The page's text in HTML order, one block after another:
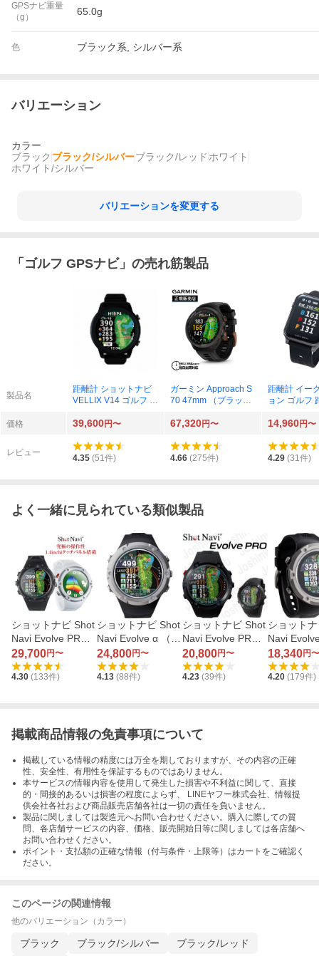
GPSナビ重量
（g）
65.0g
色 ブラック系, シルバー系
バリエーション
カラー
ブラック ブラック/シルバーブラック/レッド ホワイト
ホワイト/シルバー
バリエーションを変更する
「 ゴルフ GPSナビ」の売れ筋製品
製品名
距離計 ショットナビ
VELLIX V14 ゴルフ 距
ゴルフナビ GPSゴル
びき Shot Navi
ガーミン Approach S
70 47mm （ブラッ
距離計 イー
ョン ゴルフ
ナビ GPSゴ
クロス AX
GLE VISION
価格 39,600円〜 67,320円〜 14,960円〜
レビュー
4.35 (51件) 4.66 (275件) 4.29 (31件)
よく一緒に見られている類似製品
ショットナビ Shot
Navi Evolve PRO T
ouch （ブラック）
29,700円〜
4.30 (133件)
ショットナビ Shot
Navi Evolve α （ブ
ラック）
24,800円〜
4.13 (88件)
ショットナビ Shot
Navi Evolve PRO
（ブラック/レッ
ド）
20,800円〜
4.23 (39件)
ショット
Navi
（ブラッ
18,340円〜
4.20 (179件)
掲載商品情報の免責事項について
掲載している情報の精度には万全を期しておりますが、その内容の正確
性、安全性、有用性を保証するものではありません。
本サービスの情報内容を使用して発生した損害や不利益に関して、直接
的・間接的あるいは損害の程度によらず、 LINEヤフー株式会社、情報提
供会社各社および商品販売店舗各社は一切の責任を負いません。
製品に関しましては製造元へお問い合わせください。購入に際しての質
問、各店舗サービスの内容、価格、販売開始日等に関しましては各店舗へ
お問い合わせください。
ポイント・支払額の正確な情報（付与条件・上限等）はカートをご確認く
ださい。
このページの関連情報
他のバリエーション（カラー）
ブラック ブラック/シルバー ブラック/レッド